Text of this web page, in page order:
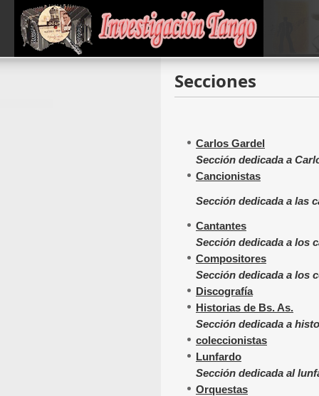
Secciones
Carlos Gardel
Sección dedicada a
Cancionistas
Sección dedicada a las
Cantantes
Sección dedicada a los
Compositores
Sección dedicada a los
Discografía
Historias de Bs. As.
Sección dedicada a
coleccionistas
Lunfardo
Sección dedicada al
Orquestas